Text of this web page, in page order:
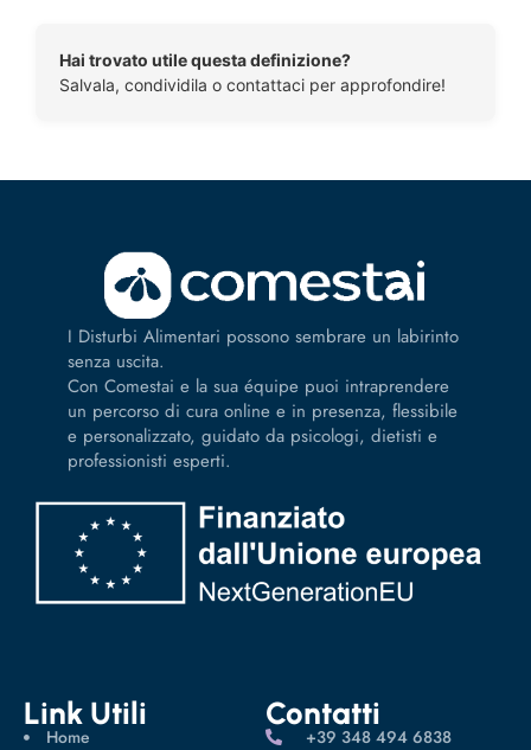
Hai trovato utile questa definizione?
Salvala, condividila o contattaci per approfondire!
I Disturbi Alimentari possono sembrare un labirinto
senza uscita.
Con Comestai e la sua équipe puoi intraprendere
un percorso di cura online e in presenza, flessibile
e personalizzato, guidato da psicologi, dietisti e
professionisti esperti.
Link Utili
Home
Contatti
‪+39 348 494 6838